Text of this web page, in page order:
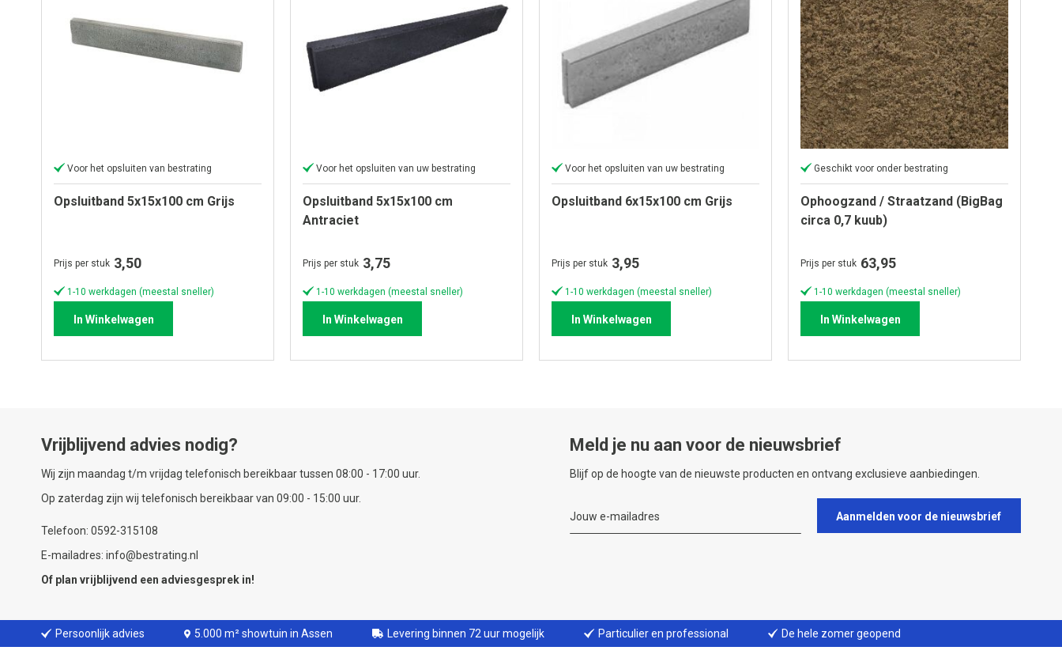
Voor het opsluiten van bestrating
Opsluitband 5x15x100 cm Grijs
Prijs per stuk 3,50
1-10 werkdagen (meestal sneller)
In Winkelwagen
Voor het opsluiten van uw bestrating
Opsluitband 5x15x100 cm
Antraciet
Prijs per stuk 3,75
1-10 werkdagen (meestal sneller)
In Winkelwagen
Voor het opsluiten van uw bestrating
Opsluitband 6x15x100 cm Grijs
Prijs per stuk 3,95
1-10 werkdagen (meestal sneller)
In Winkelwagen
Geschikt voor onder bestrating
Ophoogzand / Straatzand (BigBag
circa 0,7 kuub)
Prijs per stuk 63,95
1-10 werkdagen (meestal sneller)
In Winkelwagen
Vrijblijvend advies nodig?
Wij zijn maandag t/m vrijdag telefonisch bereikbaar tussen 08:00 - 17:00 uur.
Op zaterdag zijn wij telefonisch bereikbaar van 09:00 - 15:00 uur.
Telefoon: 0592-315108
E-mailadres: info@bestrating.nl
Of plan vrijblijvend een adviesgesprek in!
Meld je nu aan voor de nieuwsbrief
Blijf op de hoogte van de nieuwste producten en ontvang exclusieve aanbiedingen.
Aanmelden voor de nieuwsbrief
Persoonlijk advies 5.000 m² showtuin in Assen Levering binnen 72 uur mogelijk Particulier en professional De hele zomer geopend